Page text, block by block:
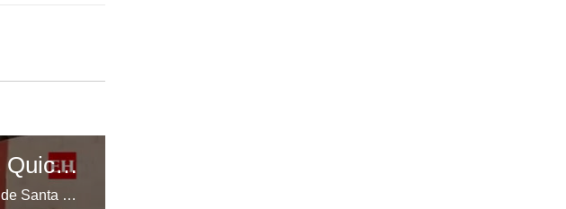
Escuela Enciende una Luz recibe cuadernos Quick, gracias a la Maratón del Saber
Los niños de la escuela Enciende una Luz, ubicada en la colonia Altos de Santa Rosa, al sur de Tegucigalpa, recibieron cuadernos Quick como parte de la Campaña Maratón del Saber.